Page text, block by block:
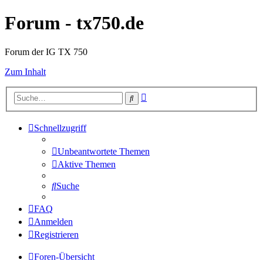
Forum - tx750.de
Forum der IG TX 750
Zum Inhalt
Suche
Schnellzugriff
Unbeantwortete Themen
Aktive Themen
Suche
FAQ
Anmelden
Registrieren
Foren-Übersicht